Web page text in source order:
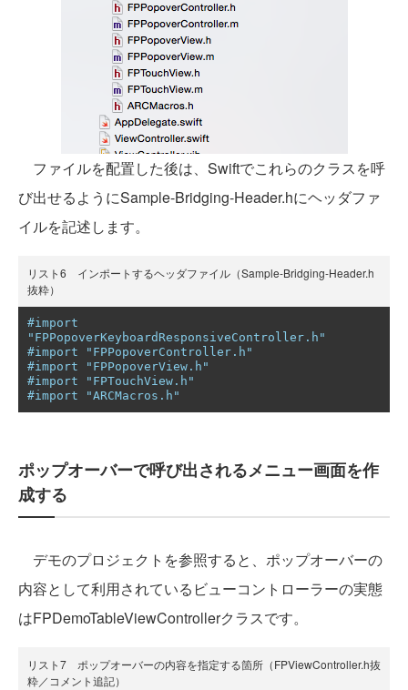
ファイルを配置した後は、Swiftでこれらのクラスを呼
び出せるようにSample-Bridging-Header.hにヘッダファ
イルを記述します。
リスト6 インポートするヘッダファイル（Sample-Bridging-Header.h
抜粋）
#import
"FPPopoverKeyboardResponsiveController.h"
#import "FPPopoverController.h"
#import "FPPopoverView.h"
#import "FPTouchView.h"
#import "ARCMacros.h"
ポップオーバーで呼び出されるメニュー画面を作
成する
デモのプロジェクトを参照すると、ポップオーバーの
内容として利用されているビューコントローラーの実態
はFPDemoTableViewControllerクラスです。
リスト7 ポップオーバーの内容を指定する箇所（FPViewController.h抜
粋／コメント追記）